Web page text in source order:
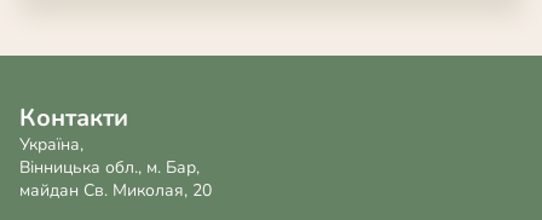
Контакти
Україна,
Вінницька обл., м. Бар,
майдан Св. Миколая, 20